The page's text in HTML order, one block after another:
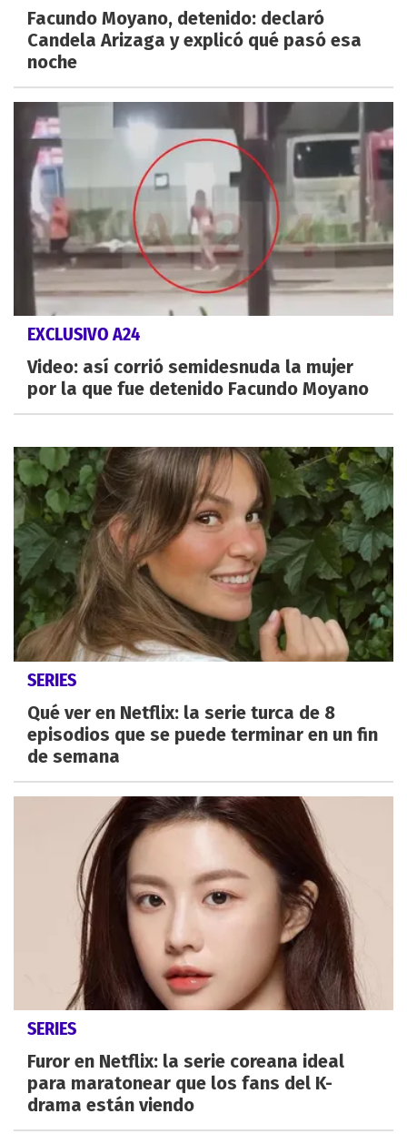
Facundo Moyano, detenido: declaró
Candela Arizaga y explicó qué pasó esa
noche
EXCLUSIVO A24
Video: así corrió semidesnuda la mujer
por la que fue detenido Facundo Moyano
SERIES
Qué ver en Netflix: la serie turca de 8
episodios que se puede terminar en un fin
de semana
SERIES
Furor en Netflix: la serie coreana ideal
para maratonear que los fans del K-
drama están viendo